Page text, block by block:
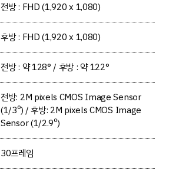
전방 : FHD (1,920 x 1,080)
후방 : FHD (1,920 x 1,080)
전방 : 약 128° / 후방 : 약 122°
전방: 2M pixels CMOS Image Sensor
(1/3º) / 후방: 2M pixels CMOS Image
Sensor (1/2.9º)
30프레임